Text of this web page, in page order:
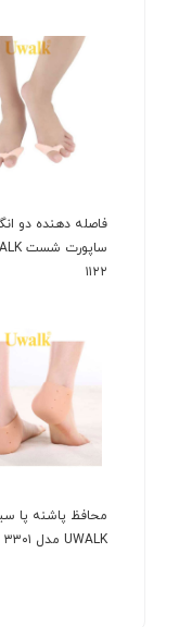
فاصله دهنده دو
۱۱۲۲
محافظ پاشنه پا
UWALK مدل ۳۳۰۱